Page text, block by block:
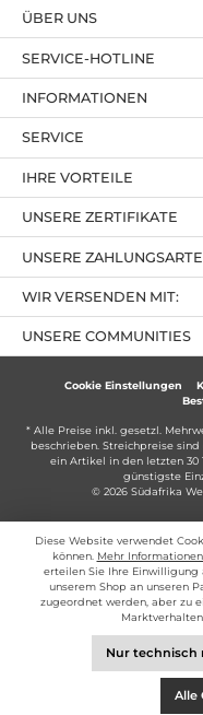
SERVICE-HOTLINE
IHRE VORTEILE
UNSERE
ÜBER UNS
UNSERE ZERTIFIKATE
INFORMATIONEN
SERVICE
UNSERE COMMUNITIES
WIR VERSENDEN MIT:
Cookie Einstellungen
* Alle Preise inkl. gesetzl.
beschrieben. Streichpreise
ein Artikel in den letzten 30
günstigste
© 2026 Südafrika
Diese Website verwendet
können. Mehr Informationen
erteilen Sie Ihre Einwilligung
unserem Shop an unseren
zugeordnet werden, aber zu
Nur technisch
Alle